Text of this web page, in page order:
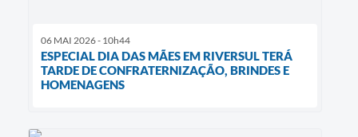
06 MAI 2026 - 10h44
ESPECIAL DIA DAS MÃES EM RIVERSUL TERÁ
TARDE DE CONFRATERNIZAÇÃO, BRINDES E
HOMENAGENS